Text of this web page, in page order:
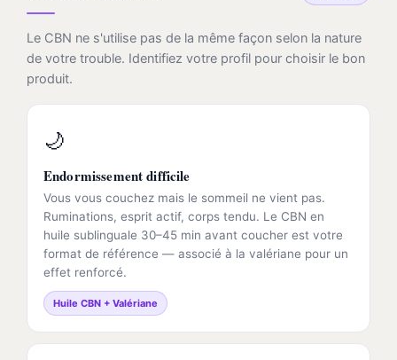
Le CBN ne s'utilise pas de la même façon selon la nature
de votre trouble. Identifiez votre profil pour choisir le bon
produit.
🌙
Endormissement difficile
Vous vous couchez mais le sommeil ne vient pas.
Ruminations, esprit actif, corps tendu. Le CBN en
huile sublinguale 30–45 min avant coucher est votre
format de référence — associé à la valériane pour un
effet renforcé.
Huile CBN + Valériane